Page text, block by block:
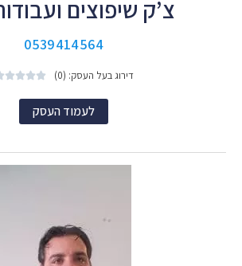
צ’ק שיפוצים
0539414564
דירוג בעל העסק: (0) 



לעמוד העסק